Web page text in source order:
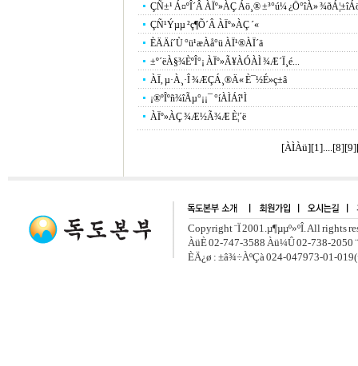
ÇÑ±¹ Á¤ºÎ´Â ÀÏº»ÀÇ Áö¸® ±³°ú¼­ ¿Ö°îÀ»
ÇÑ¹Ýµµ ²ç¶Õ´Â ÀÏº»ÀÇ ´«
ÈÄÄí´Ù °ü¹æÀå°ü ÀÏ¹®ÀÏ´ä
±º´ëÀ§¾ÈºÎ°¡ ÀÏº»Ã¥ÀÓÀÌ ¾Æ´Ï¸é...
ÀÏ, µ·À¸·Î ¾ÆÇÁ¸®Ä« È¯½É»ç±â
¡®ºÎºñ¾îÃµ°¡¡¯ °íÀÌÁî¹Ì
ÀÏº»ÀÇ ¾Æ½Ã¾Æ È¦´ë
[ÀÌÀü][1]....[8][9
Copyright ¨Ï 2001.µ¶µµº»ºÎ. All rights
ÀüÈ­ 02-747-3588 Àü¼Û 02-738-2050
ÈÄ¿ø : ±â¾÷ÀºÇà 024-047973-01-